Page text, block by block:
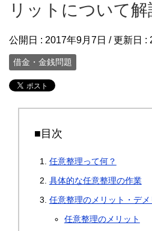
リットについて解
公開日 : 2017年9月7日 / 更新日 :
借金・金銭問題
■目次
任意整理って何？
具体的な任意整理の作業
任意整理のメリット・デメ
任意整理のメリット